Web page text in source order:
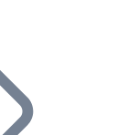
y permite que